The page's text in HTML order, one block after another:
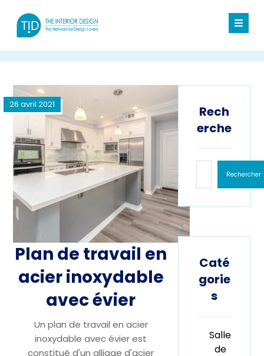
Plan de travail en
acier inoxydable
avec évier
26 avril 2021
Un plan de travail en acier
inoxydable avec évier est
constitué d'un alliage d'acier
Rech
erche
Rechercher
Caté
gorie
s
Salle
de